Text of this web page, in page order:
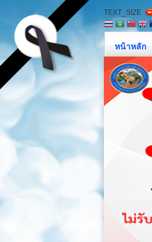
TEXT_SIZE
หน้าหลัก